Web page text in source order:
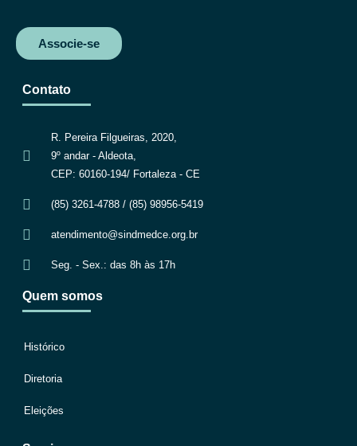
Associe-se
Contato
R. Pereira Filgueiras, 2020,
9º andar - Aldeota,
CEP: 60160-194/ Fortaleza - CE
(85) 3261-4788 / (85) 98956-5419
atendimento@sindmedce.org.br
Seg. - Sex.: das 8h às 17h
Quem somos
Histórico
Diretoria
Eleições